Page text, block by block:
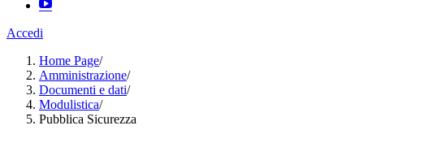
Accedi
Home Page/
Amministrazione/
Documenti e dati/
Modulistica/
Pubblica Sicurezza